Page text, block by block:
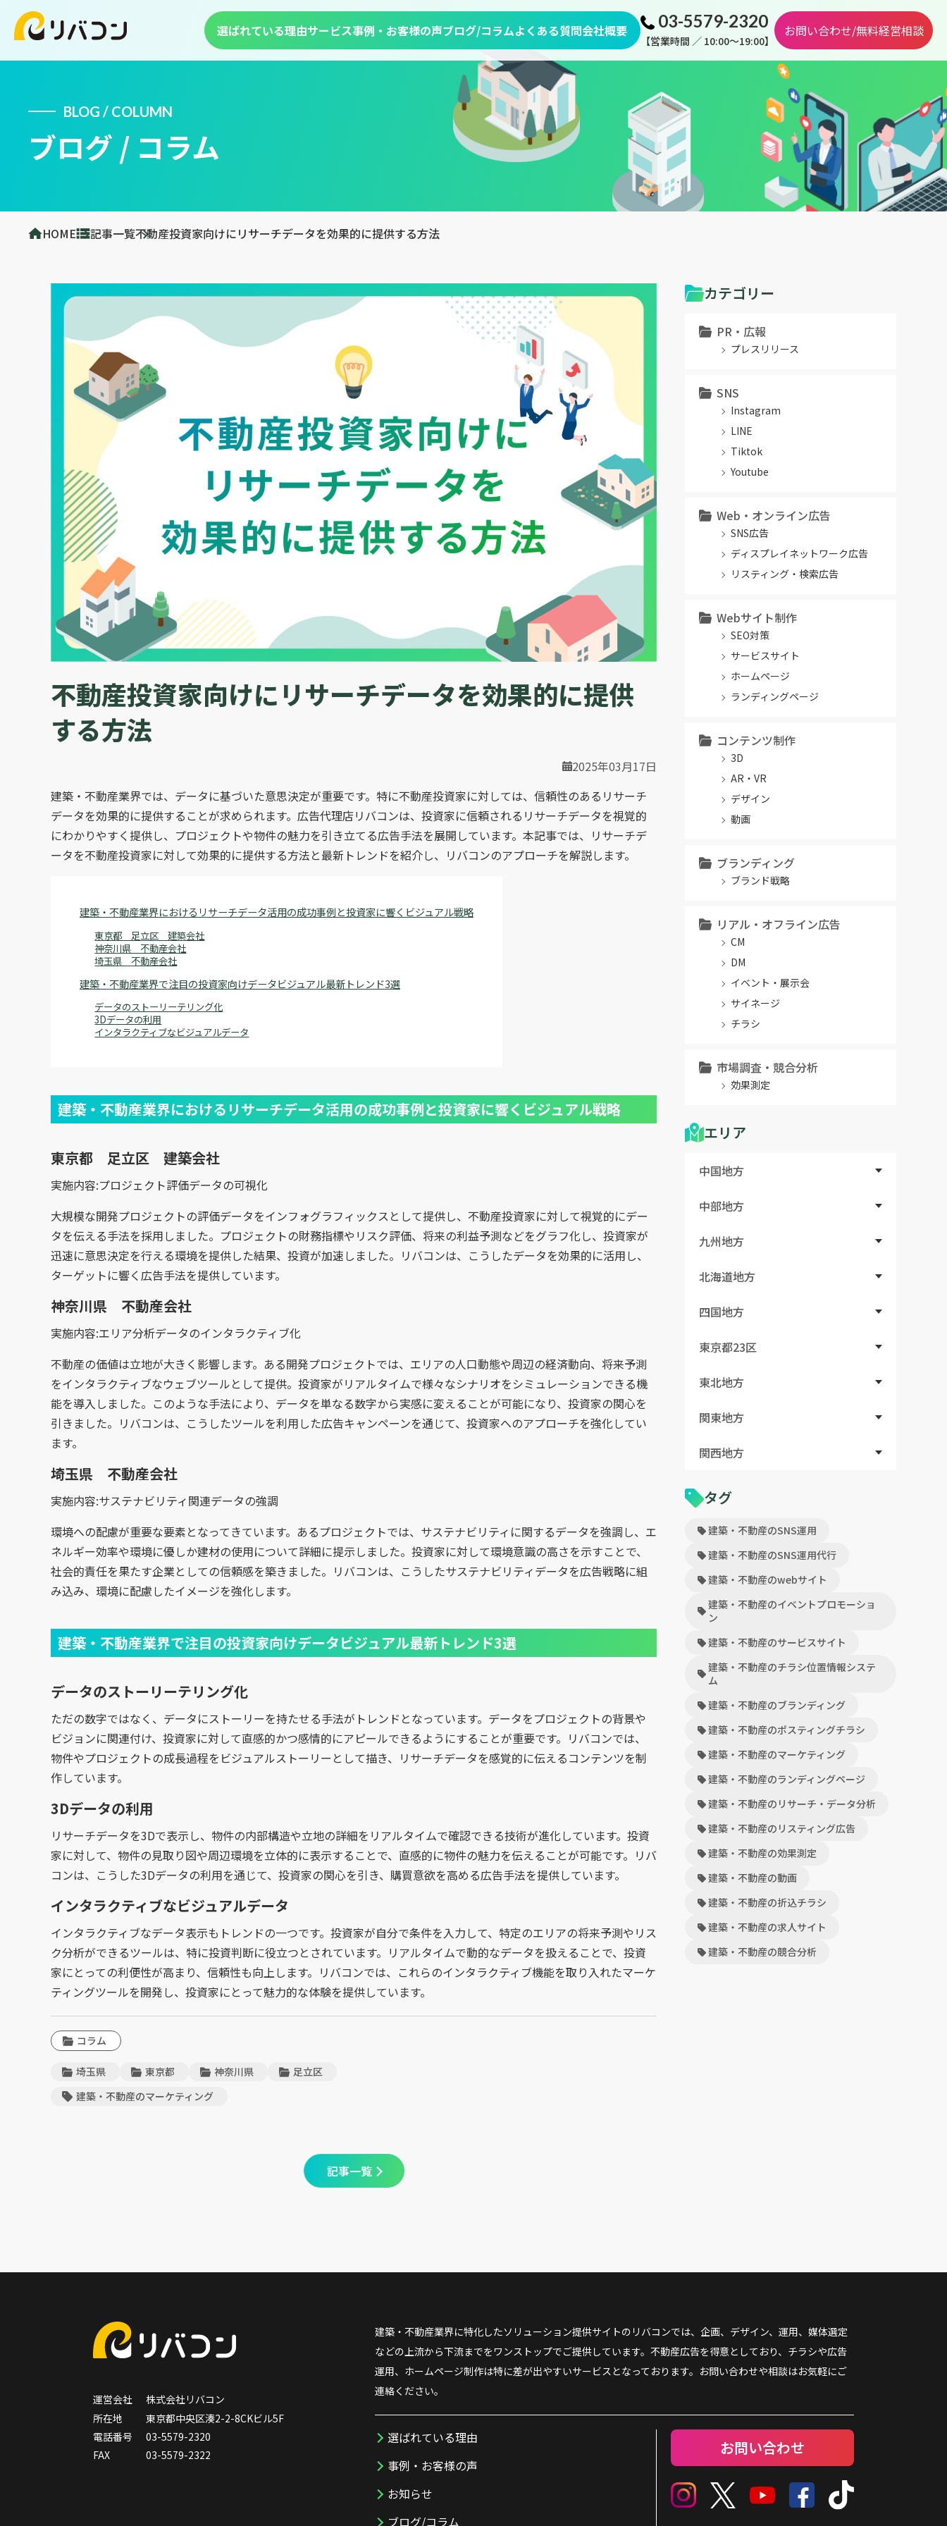
選ばれている理由サービス事例・お客様の声ブログ/コラムよくある質問会社概要 03-5579-2320
【営業時間 ／ 10:00～19:00】
お問い合わせ/無料経営相談
BLOG / COLUMN
ブログ / コラム
HOME 記事一覧不動産投資家向けにリサーチデータを効果的に提供する方法
不動産投資家向けにリサーチデータを効果的に提供
する方法
2025年03月17日
建築・不動産業界では、データに基づいた意思決定が重要です。特に不動産投資家に対しては、信頼性のあるリサーチ
データを効果的に提供することが求められます。広告代理店リバコンは、投資家に信頼されるリサーチデータを視覚的
にわかりやすく提供し、プロジェクトや物件の魅力を引き立てる広告手法を展開しています。本記事では、リサーチデ
ータを不動産投資家に対して効果的に提供する方法と最新トレンドを紹介し、リバコンのアプローチを解説します。
建築・不動産業界におけるリサーチデータ活用の成功事例と投資家に響くビジュアル戦略
東京都 足立区 建築会社
神奈川県 不動産会社
埼玉県 不動産会社
建築・不動産業界で注目の投資家向けデータビジュアル最新トレンド3選
データのストーリーテリング化
3Dデータの利用
インタラクティブなビジュアルデータ
建築・不動産業界におけるリサーチデータ活用の成功事例と投資家に響くビジュアル戦略
東京都 足立区 建築会社
実施内容:プロジェクト評価データの可視化
大規模な開発プロジェクトの評価データをインフォグラフィックスとして提供し、不動産投資家に対して視覚的にデー
タを伝える手法を採用しました。プロジェクトの財務指標やリスク評価、将来の利益予測などをグラフ化し、投資家が
迅速に意思決定を行える環境を提供した結果、投資が加速しました。リバコンは、こうしたデータを効果的に活用し、
ターゲットに響く広告手法を提供しています。
神奈川県 不動産会社
実施内容:エリア分析データのインタラクティブ化
不動産の価値は立地が大きく影響します。ある開発プロジェクトでは、エリアの人口動態や周辺の経済動向、将来予測
をインタラクティブなウェブツールとして提供。投資家がリアルタイムで様々なシナリオをシミュレーションできる機
能を導入しました。このような手法により、データを単なる数字から実感に変えることが可能になり、投資家の関心を
引きました。リバコンは、こうしたツールを利用した広告キャンペーンを通じて、投資家へのアプローチを強化してい
ます。
埼玉県 不動産会社
実施内容:サステナビリティ関連データの強調
環境への配慮が重要な要素となってきています。あるプロジェクトでは、サステナビリティに関するデータを強調し、エ
ネルギー効率や環境に優しか建材の使用について詳細に提示しました。投資家に対して環境意識の高さを示すことで、
社会的責任を果たす企業としての信頼感を築きました。リバコンは、こうしたサステナビリティデータを広告戦略に組
み込み、環境に配慮したイメージを強化します。
建築・不動産業界で注目の投資家向けデータビジュアル最新トレンド3選
データのストーリーテリング化
ただの数字ではなく、データにストーリーを持たせる手法がトレンドとなっています。データをプロジェクトの背景や
ビジョンに関連付け、投資家に対して直感的かつ感情的にアピールできるようにすることが重要です。リバコンでは、
物件やプロジェクトの成長過程をビジュアルストーリーとして描き、リサーチデータを感覚的に伝えるコンテンツを制
作しています。
3Dデータの利用
リサーチデータを3Dで表示し、物件の内部構造や立地の詳細をリアルタイムで確認できる技術が進化しています。投資
家に対して、物件の見取り図や周辺環境を立体的に表示することで、直感的に物件の魅力を伝えることが可能です。リバ
コンは、こうした3Dデータの利用を通じて、投資家の関心を引き、購買意欲を高める広告手法を提供しています。
インタラクティブなビジュアルデータ
インタラクティブなデータ表示もトレンドの一つです。投資家が自分で条件を入力して、特定のエリアの将来予測やリス
ク分析ができるツールは、特に投資判断に役立つとされています。リアルタイムで動的なデータを扱えることで、投資
家にとっての利便性が高まり、信頼性も向上します。リバコンでは、これらのインタラクティブ機能を取り入れたマーケ
ティングツールを開発し、投資家にとって魅力的な体験を提供しています。
コラム
埼玉県 東京都 神奈川県
足立区
建築・不動産のマーケティング
記事一覧
カテゴリー
PR・広報
プレスリリース
SNS
Instagram
LINE
Tiktok
Youtube
Web・オンライン広告
SNS広告
ディスプレイネットワーク広告
リスティング・検索広告
Webサイト制作
SEO対策
サービスサイト
ホームページ
ランディングページ
コンテンツ制作
3D
AR・VR
デザイン
動画
ブランディング
ブランド戦略
リアル・オフライン広告
CM
DM
イベント・展示会
サイネージ
チラシ
市場調査・競合分析
効果測定
エリア
中国地方
中部地方
九州地方
北海道地方
四国地方
東京都23区
東北地方
関東地方
関西地方
タグ
建築・不動産のSNS運用
建築・不動産のSNS運用代行
建築・不動産のwebサイト
建築・不動産のイベントプロモーショ
ン
建築・不動産のサービスサイト
建築・不動産のチラシ位置情報システ
ム
建築・不動産のブランディング
建築・不動産のポスティングチラシ
建築・不動産のマーケティング
建築・不動産のランディングページ
建築・不動産のリサーチ・データ分析
建築・不動産のリスティング広告
建築・不動産の効果測定
建築・不動産の動画
建築・不動産の折込チラシ
建築・不動産の求人サイト
建築・不動産の競合分析
運営会社
株式会社リバコン
所在地
東京都中央区湊2-2-8CKビル5F
電話番号
03-5579-2320
FAX
03-5579-2322
建築・不動産業界に特化したソリューション提供サイトのリバコンでは、企画、デザイン、運用、媒体選定
などの上流から下流までをワンストップでご提供しています。不動産広告を得意としており、チラシや広告
運用、ホームページ制作は特に差が出やすいサービスとなっております。お問い合わせや相談はお気軽にご
連絡ください。
選ばれている理由
事例・お客様の声
お知らせ
ブログ/コラム
お問い合わせ